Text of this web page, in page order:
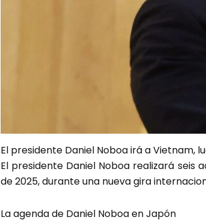
El presidente Daniel Noboa irá a Vietnam,
El presidente Daniel Noboa realizará
de 2025, durante una nueva gira
La agenda de Daniel Noboa en Japón